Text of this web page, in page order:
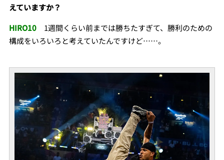
えていますか？
HIRO101週間くらい前までは勝ちたすぎて、勝利のための
構成をいろいろと考えていたんですけど……。